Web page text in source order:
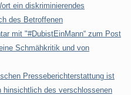
ein diskriminierendes
des Betroffenen
mit "#DubistEinMann“ zum Post
Schmähkritik und von
Presseberichterstattung ist
hinsichtlich des verschlossenen